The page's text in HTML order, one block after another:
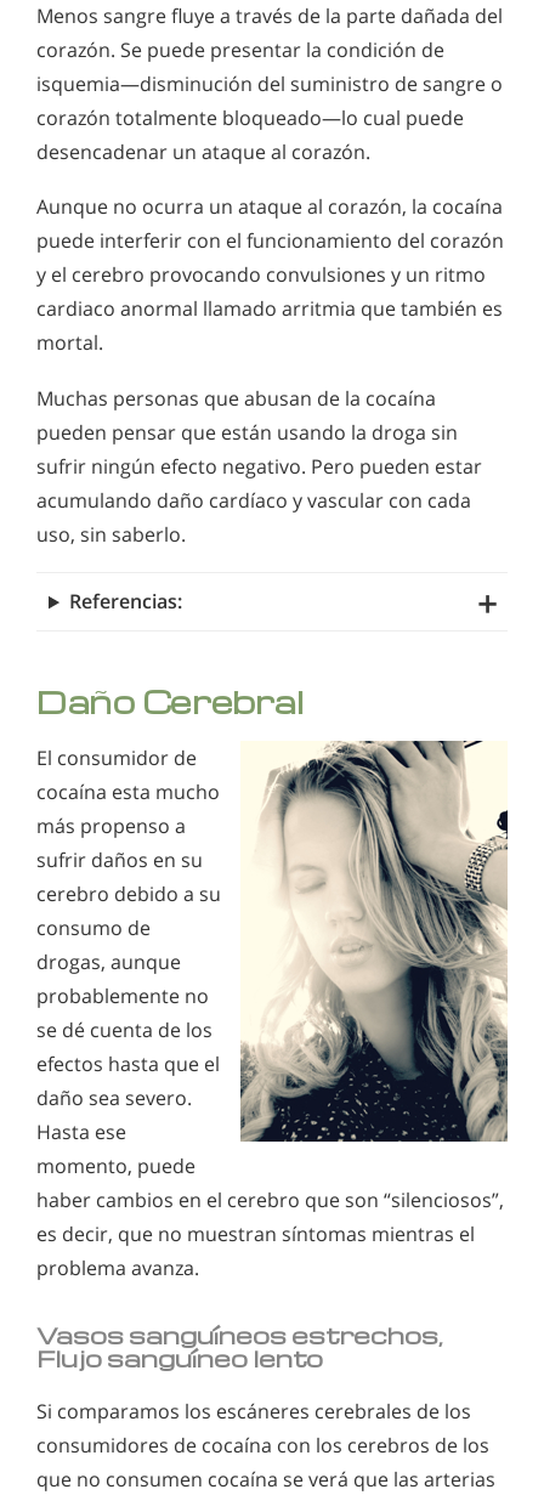
Menos sangre fluye a través de la parte dañada del
corazón. Se puede presentar la condición de
isquemia—disminución del suministro de sangre o
corazón totalmente bloqueado—lo cual puede
desencadenar un ataque al corazón.
Aunque no ocurra un ataque al corazón, la cocaína
puede interferir con el funcionamiento del corazón
y el cerebro provocando convulsiones y un ritmo
cardiaco anormal llamado arritmia que también es
mortal.
Muchas personas que abusan de la cocaína
pueden pensar que están usando la droga sin
sufrir ningún efecto negativo. Pero pueden estar
acumulando daño cardíaco y vascular con cada
uso, sin saberlo.
Referencias:
Daño Cerebral
El consumidor de
cocaína esta mucho
más propenso a
sufrir daños en su
cerebro debido a su
consumo de
drogas, aunque
probablemente no
se dé cuenta de los
efectos hasta que el
daño sea severo.
Hasta ese
momento, puede
haber cambios en el cerebro que son “silenciosos”,
es decir, que no muestran síntomas mientras el
problema avanza.
Vasos sanguíneos estrechos,
Flujo sanguíneo lento
Si comparamos los escáneres cerebrales de los
consumidores de cocaína con los cerebros de los
que no consumen cocaína se verá que las arterias